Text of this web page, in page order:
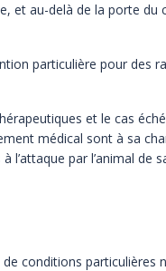
et au-delà de la porte du
particulière pour des
et le cas
médical sont à sa
l’attaque par l’animal de
conditions particulières